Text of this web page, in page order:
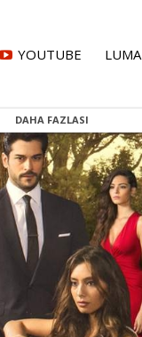
YOUTUBE LUMA
DAHA FAZLASI